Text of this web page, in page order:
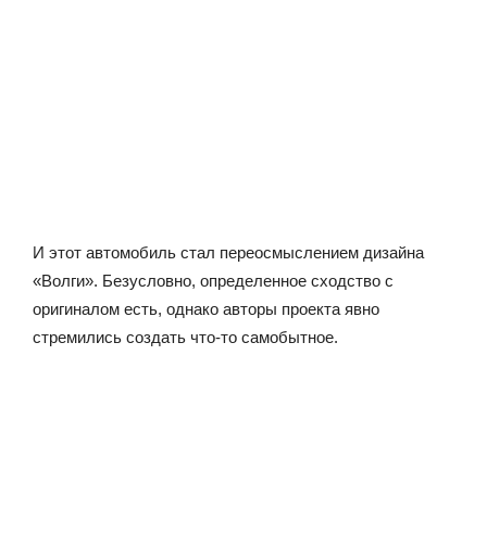
И этот автомобиль стал переосмыслением дизайна
«Волги». Безусловно, определенное сходство с
оригиналом есть, однако авторы проекта явно
стремились создать что-то самобытное.